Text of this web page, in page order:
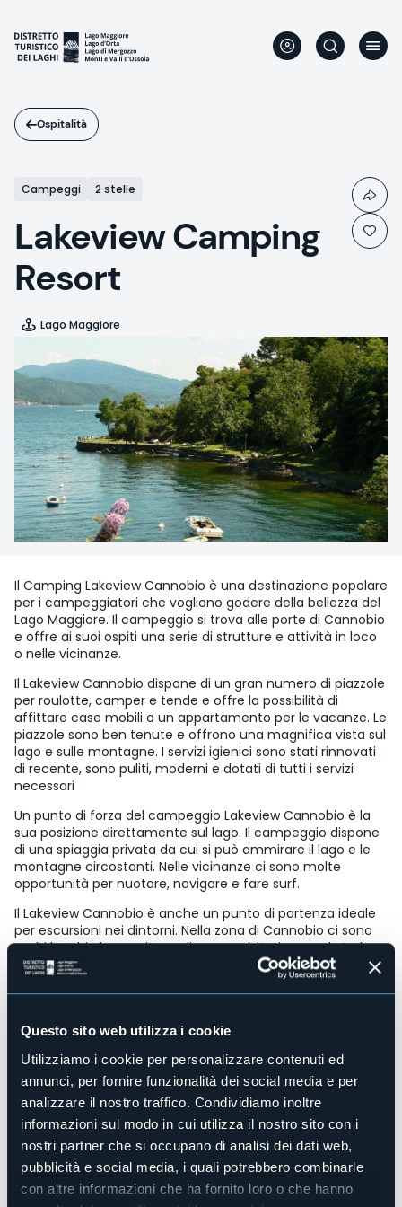
Questo sito web utilizza i cookie
Utilizziamo i cookie per personalizzare contenuti ed
annunci, per fornire funzionalità dei social media e per
analizzare il nostro traffico. Condividiamo inoltre
informazioni sul modo in cui utilizza il nostro sito con i
nostri partner che si occupano di analisi dei dati web,
pubblicità e social media, i quali potrebbero combinarle
con altre informazioni che ha fornito loro o che hanno
contenuto
principale
Ospitalità
Campeggi 2 stelle
Lakeview Camping
Resort
Lago Maggiore
Il Camping Lakeview Cannobio è una destinazione popolare
per i campeggiatori che vogliono godere della bellezza del
Lago Maggiore. Il campeggio si trova alle porte di Cannobio
e offre ai suoi ospiti una serie di strutture e attività in loco
o nelle vicinanze.
Il Lakeview Cannobio dispone di un gran numero di piazzole
per roulotte, camper e tende e offre la possibilità di
affittare case mobili o un appartamento per le vacanze. Le
piazzole sono ben tenute e offrono una magnifica vista sul
lago e sulle montagne. I servizi igienici sono stati rinnovati
di recente, sono puliti, moderni e dotati di tutti i servizi
necessari
Un punto di forza del campeggio Lakeview Cannobio è la
sua posizione direttamente sul lago. Il campeggio dispone
di una spiaggia privata da cui si può ammirare il lago e le
montagne circostanti. Nelle vicinanze ci sono molte
opportunità per nuotare, navigare e fare surf.
Il Lakeview Cannobio è anche un punto di partenza ideale
per escursioni nei dintorni. Nella zona di Cannobio ci sono
molti luoghi che meritano di essere visitati, come le Isole
Borromee, le città di Stresa e Verbania e i giardini botanici
Accesso disabili
Centro benessere
No
Sala congressi
No
Piscina
No
Animali ammessi